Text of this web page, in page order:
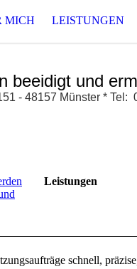
MICH LEISTUNGEN
beeidigt und
- 48157 Münster *
Leistungen
schnell,